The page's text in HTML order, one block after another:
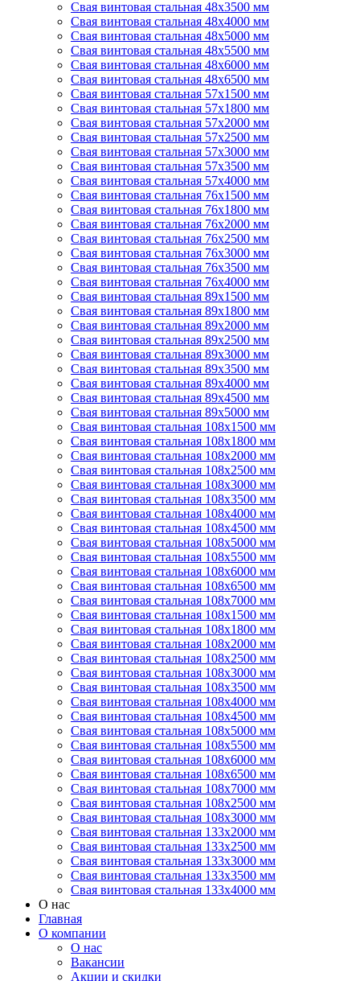
Свая винтовая стальная 48х3500 мм
Свая винтовая стальная 48х4000 мм
Свая винтовая стальная 48х5000 мм
Свая винтовая стальная 48х5500 мм
Свая винтовая стальная 48х6000 мм
Свая винтовая стальная 48х6500 мм
Свая винтовая стальная 57х1500 мм
Свая винтовая стальная 57х1800 мм
Свая винтовая стальная 57х2000 мм
Свая винтовая стальная 57х2500 мм
Свая винтовая стальная 57х3000 мм
Свая винтовая стальная 57х3500 мм
Свая винтовая стальная 57х4000 мм
Свая винтовая стальная 76х1500 мм
Свая винтовая стальная 76х1800 мм
Свая винтовая стальная 76х2000 мм
Свая винтовая стальная 76х2500 мм
Свая винтовая стальная 76х3000 мм
Свая винтовая стальная 76х3500 мм
Свая винтовая стальная 76х4000 мм
Свая винтовая стальная 89х1500 мм
Свая винтовая стальная 89х1800 мм
Свая винтовая стальная 89х2000 мм
Свая винтовая стальная 89х2500 мм
Свая винтовая стальная 89х3000 мм
Свая винтовая стальная 89х3500 мм
Свая винтовая стальная 89х4000 мм
Свая винтовая стальная 89х4500 мм
Свая винтовая стальная 89х5000 мм
Свая винтовая стальная 108х1500 мм
Свая винтовая стальная 108х1800 мм
Свая винтовая стальная 108х2000 мм
Свая винтовая стальная 108х2500 мм
Свая винтовая стальная 108х3000 мм
Свая винтовая стальная 108х3500 мм
Свая винтовая стальная 108х4000 мм
Свая винтовая стальная 108х4500 мм
Свая винтовая стальная 108х5000 мм
Свая винтовая стальная 108х5500 мм
Свая винтовая стальная 108х6000 мм
Свая винтовая стальная 108х6500 мм
Свая винтовая стальная 108х7000 мм
Свая винтовая стальная 108х1500 мм
Свая винтовая стальная 108х1800 мм
Свая винтовая стальная 108х2000 мм
Свая винтовая стальная 108х2500 мм
Свая винтовая стальная 108х3000 мм
Свая винтовая стальная 108х3500 мм
Свая винтовая стальная 108х4000 мм
Свая винтовая стальная 108х4500 мм
Свая винтовая стальная 108х5000 мм
Свая винтовая стальная 108х5500 мм
Свая винтовая стальная 108х6000 мм
Свая винтовая стальная 108х6500 мм
Свая винтовая стальная 108х7000 мм
Свая винтовая стальная 108х2500 мм
Свая винтовая стальная 108х3000 мм
Свая винтовая стальная 133х2000 мм
Свая винтовая стальная 133х2500 мм
Свая винтовая стальная 133х3000 мм
Свая винтовая стальная 133х3500 мм
Свая винтовая стальная 133х4000 мм
О нас
Главная
О компании
О нас
Вакансии
Акции и скидки